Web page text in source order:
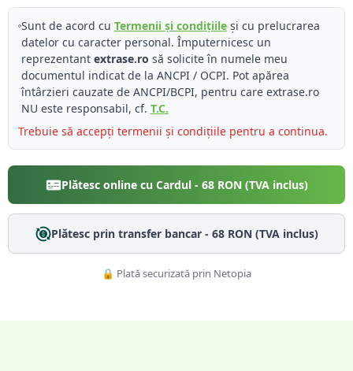
Sunt de acord cu Termenii și condițiileși cu prelucrarea
datelor cu caracter personal. Împuternicesc un
reprezentant extrase.ro să solicite în numele meu
documentul indicat de la ANCPI / OCPI. Pot apărea
întârzieri cauzate de ANCPI/BCPI, pentru care extrase.ro
NU este responsabil, cf. T.C.
Trebuie să accepți termenii și condițiile pentru a continua.
Plătesc online cu Cardul - 68RON (TVA inclus)
Plătesc prin transfer bancar - 68RON (TVA inclus)
🔒 Plată securizată prin Netopia